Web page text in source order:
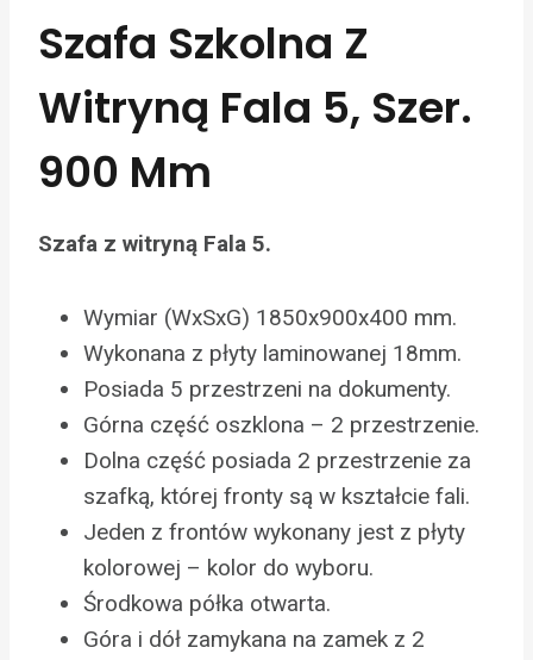
Szafa Szkolna Z
Witryną Fala 5, Szer.
900 Mm
Szafa z witryną Fala 5.
Wymiar (WxSxG) 1850x900x400 mm.
Wykonana z płyty laminowanej 18mm.
Posiada 5 przestrzeni na dokumenty.
Górna część oszklona – 2 przestrzenie.
Dolna część posiada 2 przestrzenie za
szafką, której fronty są w kształcie fali.
Jeden z frontów wykonany jest z płyty
kolorowej – kolor do wyboru.
Środkowa półka otwarta.
Góra i dół zamykana na zamek z 2